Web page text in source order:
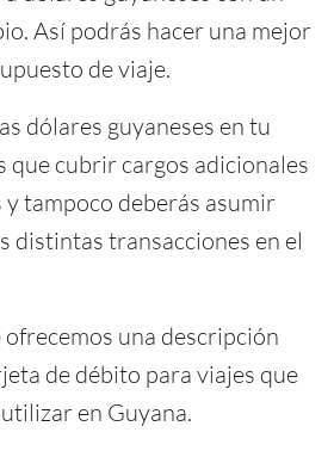
Así podrás hacer una mejor
de viaje.
dólares guyaneses en tu
que cubrir cargos adicionales
tampoco deberás asumir
distintas transacciones en el
una descripción
de débito para viajes que
en Guyana.